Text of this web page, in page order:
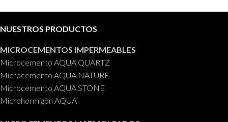
NUESTROS PRODUCTOS
MICROCEMENTOS IMPERMEABLES
Microcemento AQUA QUARTZ
Microcemento AQUA NATURE
Microcemento AQUA STONE
Microhormigón AQUA